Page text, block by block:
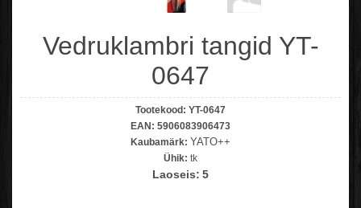
Vedruklambri tangid YT-
0647
Tootekood: YT-0647
EAN: 5906083906473
Kaubamärk: YATO++
Ühik: tk
Laoseis: 5